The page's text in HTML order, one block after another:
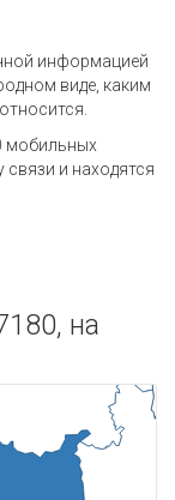
информацией
виде, каким
мобильных
и находятся
на